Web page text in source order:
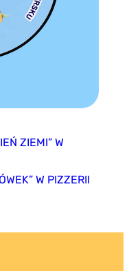
ZIEMI” W
W PIZZERII